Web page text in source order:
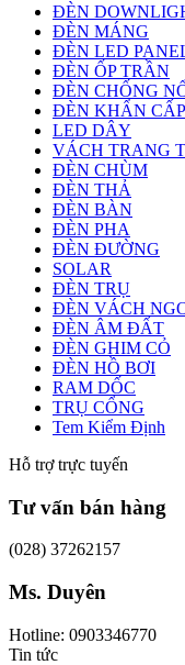
ĐÈN
ĐÈN MÁNG
ĐÈN LED
ĐÈN ỐP TRẦN
ĐÈN CHỐNG
ĐÈN KHẨN CẤP
LED DÂY
VÁCH TRANG
ĐÈN CHÙM
ĐÈN THẢ
ĐÈN BÀN
ĐÈN PHA
ĐÈN ĐƯỜNG
SOLAR
ĐÈN TRỤ
ĐÈN VÁCH
ĐÈN ÂM ĐẤT
ĐÈN GHIM CỎ
ĐÈN HỒ BƠI
RAM DỐC
TRỤ CỔNG
Tem Kiểm Định
Hỗ trợ trực tuyến
Tư vấn bán hàng
(028) 37262157
Ms. Duyên
Hotline: 0903346770
Tin tức